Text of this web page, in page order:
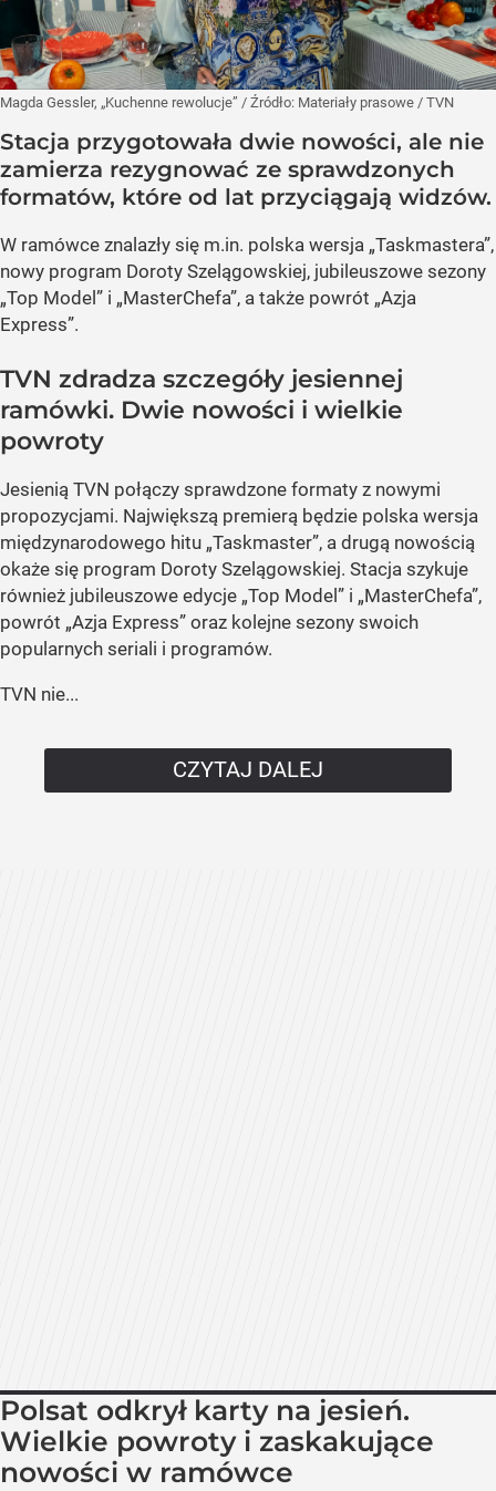
Magda Gessler, „Kuchenne rewolucje” / Źródło: Materiały prasowe / TVN
Stacja przygotowała dwie nowości, ale nie
zamierza rezygnować ze sprawdzonych
formatów, które od lat przyciągają widzów.
W ramówce znalazły się m.in. polska wersja „Taskmastera”,
nowy program Doroty Szelągowskiej, jubileuszowe sezony
„Top Model” i „MasterChefa”, a także powrót „Azja
Express”.
TVN zdradza szczegóły jesiennej
ramówki. Dwie nowości i wielkie
powroty
Jesienią TVN połączy sprawdzone formaty z nowymi
propozycjami. Największą premierą będzie polska wersja
międzynarodowego hitu „Taskmaster”, a drugą nowością
okaże się program Doroty Szelągowskiej. Stacja szykuje
również jubileuszowe edycje „Top Model” i „MasterChefa”,
powrót „Azja Express” oraz kolejne sezony swoich
popularnych seriali i programów.
TVN nie...
CZYTAJ DALEJ
Polsat odkrył karty na jesień.
Wielkie powroty i zaskakujące
nowości w ramówce